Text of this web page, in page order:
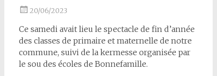
20/06/2023
Ce samedi avait lieu le spectacle de fin d’année
des classes de primaire et maternelle de notre
commune, suivi de la kermesse organisée par
le sou des écoles de Bonnefamille.